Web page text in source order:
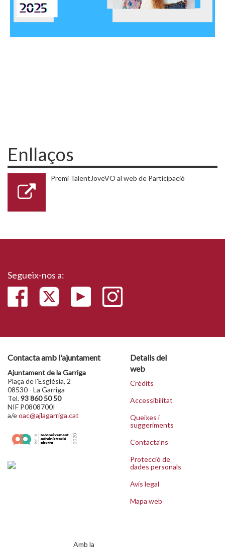
Enllaços
Premi TalentJoveVO al web de Participació
Segueix-nos a:
Contacta amb l'ajuntament
Ajuntament de la Garriga
Plaça de l'Església, 2
08530 - La Garriga
Tel.93 860 50 50
NIF P0808700I
a/eoac@ajlagarriga.cat
Detalls del
web
Crèdits
Accessibilitat
Queixes i
suggeriments
Contacta'ns
Protecció de
dades personals
Avís legal
Mapa web
Amb la